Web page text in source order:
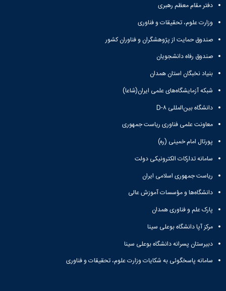
دفتر مقام معظم رهبری
وزارت علوم، تحقیقات و فناوری
صندوق حمایت از پژوهشگران و فناوران کشور
صندوق رفاه دانشجویان
بنیاد نخبگان استان همدان
شبکه آزمایشگاه‌های علمی ایران(شاعا)
دانشگاه بین‌المللی D-۸
معاونت علمی فناوری ریاست جمهوری
پورتال امام خمینی (ره)
سامانه تدارکات الکترونیکی دولت
ریاست جمهوری اسلامی ایران
دانشگاه‌ها و مؤسسات آموزش عالی
پارک علم و فناوری همدان
مرکز آپا دانشگاه بوعلی سینا
دبیرستان پسرانه دانشگاه بوعلی سینا
سامانه پاسخگوئی به شکایات وزارت علوم، تحقیقات و فناوری